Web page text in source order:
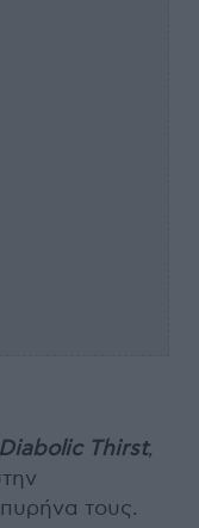
Thirst,
τους.